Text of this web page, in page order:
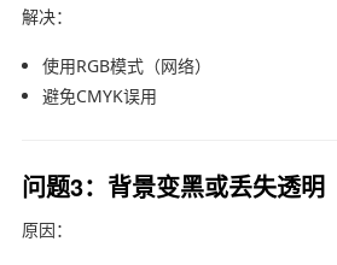
解决：
使用RGB模式（网络）
避免CMYK误用
问题3：背景变黑或丢失透明
原因：